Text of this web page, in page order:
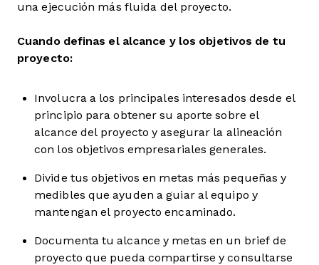
una ejecución más fluida del proyecto.
Cuando definas el alcance y los objetivos de tu
proyecto:
Involucra a los principales interesados desde el
principio para obtener su aporte sobre el
alcance del proyecto y asegurar la alineación
con los objetivos empresariales generales.
Divide tus objetivos en metas más pequeñas y
medibles que ayuden a guiar al equipo y
mantengan el proyecto encaminado.
Documenta tu alcance y metas en un brief de
proyecto que pueda compartirse y consultarse